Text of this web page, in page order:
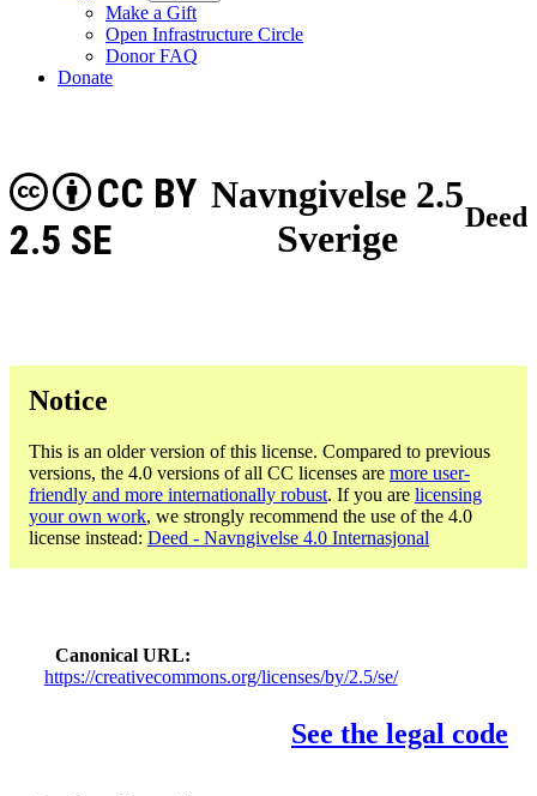
Make a Gift
Open Infrastructure Circle
Donor FAQ
Donate
Navngivelse 2.5
Sverige
CC BY
2.5 SE
Deed
Notice
This is an older version of this license. Compared to previous
versions, the 4.0 versions of all CC licenses are more user-
friendly and more internationally robust. If you are licensing
your own work, we strongly recommend the use of the 4.0
license instead: Deed - Navngivelse 4.0 Internasjonal
Canonical URL
https://creativecommons.org/licenses/by/2.5/se/
See the legal code